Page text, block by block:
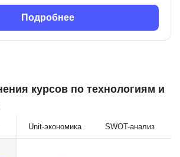
Подробнее
курсов по технологиям и
Unit-экономика SWOT-анализ